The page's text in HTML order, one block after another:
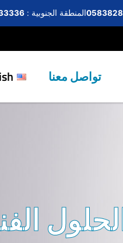
المنطقة الجنوبية :
تواصل معنا